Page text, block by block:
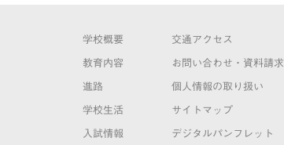
学校概要
教育内容
進路
学校生活
入試情報
交通アクセス
お問い合わせ・資料請求
個人情報の取り扱い
サイトマップ
デジタルパンフレット